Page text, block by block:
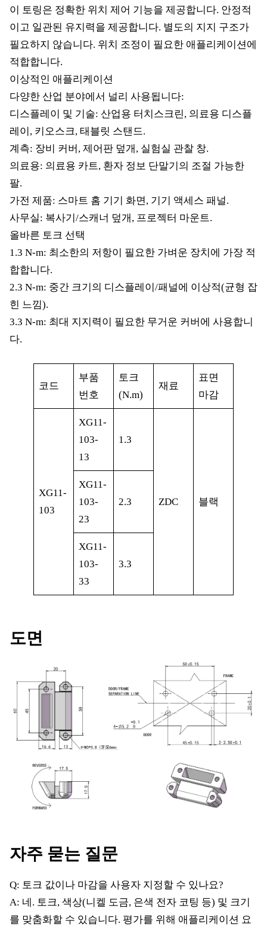
이 토링은 정확한 위치 제어 기능을 제공합니다. 안정적
이고 일관된 유지력을 제공합니다. 별도의 지지 구조가
필요하지 않습니다. 위치 조정이 필요한 애플리케이션에
적합합니다.
이상적인 애플리케이션
다양한 산업 분야에서 널리 사용됩니다:
디스플레이 및 기술: 산업용 터치스크린, 의료용 디스플
레이, 키오스크, 태블릿 스탠드.
계측: 장비 커버, 제어판 덮개, 실험실 관찰 창.
의료용: 의료용 카트, 환자 정보 단말기의 조절 가능한
팔.
가전 제품: 스마트 홈 기기 화면, 기기 액세스 패널.
사무실: 복사기/스캐너 덮개, 프로젝터 마운트.
올바른 토크 선택
1.3 N-m: 최소한의 저항이 필요한 가벼운 장치에 가장 적
합합니다.
2.3 N-m: 중간 크기의 디스플레이/패널에 이상적(균형 잡
힌 느낌).
3.3 N-m: 최대 지지력이 필요한 무거운 커버에 사용합니
다.
코드
부품
번호
토크
(N.m)
재료
표면
마감
XG11-
103
XG11-
103-
13
1.3
ZDC 블랙
XG11-
103-
23
2.3
XG11-
103-
33
3.3
도면
자주 묻는 질문
Q: 토크 값이나 마감을 사용자 지정할 수 있나요?
A: 네. 토크, 색상(니켈 도금, 은색 전자 코팅 등) 및 크기
를 맞춤화할 수 있습니다. 평가를 위해 애플리케이션 요